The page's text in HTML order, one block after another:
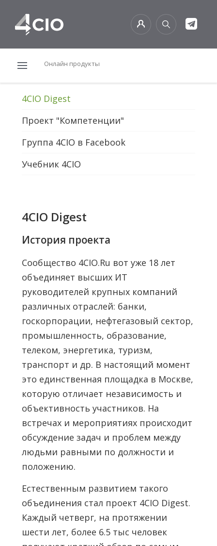
Онлайн продукты
4CIO Digest
Проект "Компетенции"
Группа 4CIO в Facebook
Учебник 4CIO
4CIO Digest
История проекта
Сообщество 4CIO.Ru вот уже 18 лет
объединяет высших ИТ
руководителей крупных компаний
различных отраслей: банки,
госкорпорации, нефтегазовый сектор,
промышленность, образование,
телеком, энергетика, туризм,
транспорт и др. В настоящий момент
это единственная площадка в Москве,
которую отличает независимость и
объективность участников. На
встречах и мероприятиях происходит
обсуждение задач и проблем между
людьми равными по должности и
положению.
Естественным развитием такого
объединения стал проект 4CIO Digest.
Каждый четверг, на протяжении
шести лет, более 6.5 тыс человек